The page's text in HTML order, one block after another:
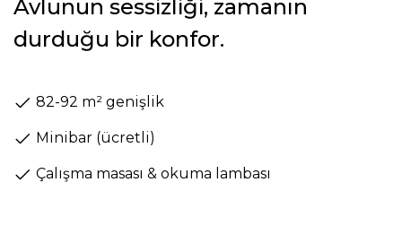
Avlunun sessizliği, zamanın
durduğu bir konfor.
82-92 m² genişlik
Minibar (ücretli)
Çalışma masası & okuma lambası